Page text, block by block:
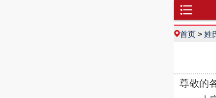
首页 > 姓
尊敬的